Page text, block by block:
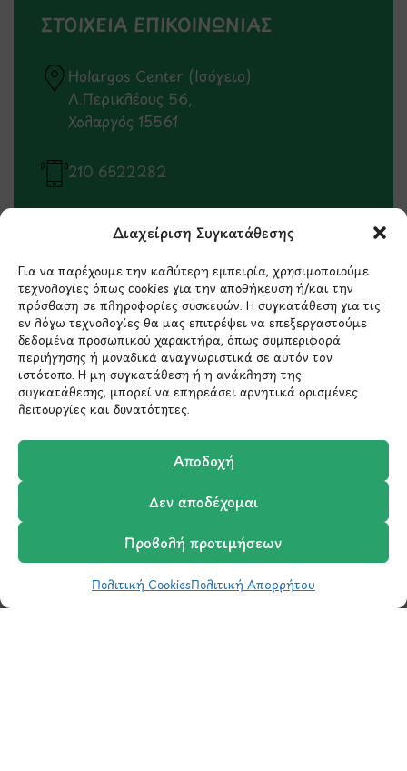
Διαχείριση Συγκατάθεσης
Για να παρέχουμε την καλύτερη εμπειρία, χρησιμοποιούμε
τεχνολογίες όπως cookies για την αποθήκευση ή/και την
πρόσβαση σε πληροφορίες συσκευών. Η συγκατάθεση για τις
εν λόγω τεχνολογίες θα μας επιτρέψει να επεξεργαστούμε
δεδομένα προσωπικού χαρακτήρα, όπως συμπεριφορά
περιήγησης ή μοναδικά αναγνωριστικά σε αυτόν τον
ιστότοπο. Η μη συγκατάθεση ή η ανάκληση της
συγκατάθεσης, μπορεί να επηρεάσει αρνητικά ορισμένες
λειτουργίες και δυνατότητες.
Αποδοχή
Δεν αποδέχομαι
Προβολή προτιμήσεων
Πολιτική CookiesΠολιτική Απορρήτου
ΣΤΟΙΧΕΙΑ ΕΠΙΚΟΙΝΩΝΙΑΣ
Holargos Center (Ισόγειο)
Λ.Περικλέους 56,
Χολαργός 15561
210 6522282
info@ypografi.com
Έχετε ερωτήσεις σχετικά με ένα προϊόν ή μια
παραγγελία; Στείλτε μας ένα email και θα
επικοινωνήσουμε σύντομα μαζί σας.
Μάθετε πρώτοι τα νέα
και τις προσφορές
ΚαλάθιΣύγκριση
Ο Λογαριασμός μου